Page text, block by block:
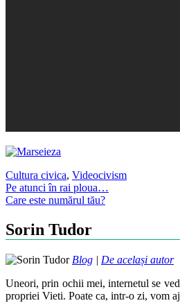
Cultura civica, Videocivism
Post
navigation
Pe atunci în rai ploua…
Care este numărul tău?
Sorin Tudor
Blog | De același autor
Uneori, prin ochii mei, internetul se
propriei Vieti. Poate ca, intr-o zi, vom